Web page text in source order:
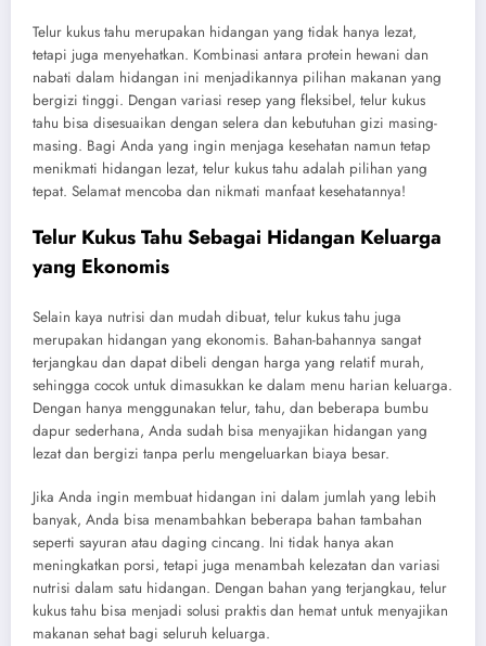
Telur kukus tahu merupakan hidangan yang tidak hanya lezat,
tetapi juga menyehatkan. Kombinasi antara protein hewani dan
nabati dalam hidangan ini menjadikannya pilihan makanan yang
bergizi tinggi. Dengan variasi resep yang fleksibel, telur kukus
tahu bisa disesuaikan dengan selera dan kebutuhan gizi masing-
masing. Bagi Anda yang ingin menjaga kesehatan namun tetap
menikmati hidangan lezat, telur kukus tahu adalah pilihan yang
tepat. Selamat mencoba dan nikmati manfaat kesehatannya!
Telur Kukus Tahu Sebagai Hidangan Keluarga
yang Ekonomis
Selain kaya nutrisi dan mudah dibuat, telur kukus tahu juga
merupakan hidangan yang ekonomis. Bahan-bahannya sangat
terjangkau dan dapat dibeli dengan harga yang relatif murah,
sehingga cocok untuk dimasukkan ke dalam menu harian keluarga.
Dengan hanya menggunakan telur, tahu, dan beberapa bumbu
dapur sederhana, Anda sudah bisa menyajikan hidangan yang
lezat dan bergizi tanpa perlu mengeluarkan biaya besar.
Jika Anda ingin membuat hidangan ini dalam jumlah yang lebih
banyak, Anda bisa menambahkan beberapa bahan tambahan
seperti sayuran atau daging cincang. Ini tidak hanya akan
meningkatkan porsi, tetapi juga menambah kelezatan dan variasi
nutrisi dalam satu hidangan. Dengan bahan yang terjangkau, telur
kukus tahu bisa menjadi solusi praktis dan hemat untuk menyajikan
makanan sehat bagi seluruh keluarga.